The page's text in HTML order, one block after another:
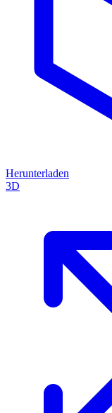
Herunterladen
3D